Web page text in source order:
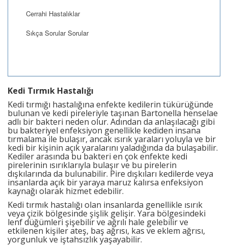
Cerrahi Hastalıklar
Sıkça Sorular Sorular
Kedi Tırmık Hastalığı
Kedi tırmığı hastalığına enfekte kedilerin tükürüğünde
bulunan ve kedi pireleriyle taşınan Bartonella henselae
adlı bir bakteri neden olur. Adından da anlaşılacağı gibi
bu bakteriyel enfeksiyon genellikle kediden insana
tırmalama ile bulaşır, ancak ısırık yaraları yoluyla ve bir
kedi bir kişinin açık yaralarını yaladığında da bulaşabilir.
Kediler arasında bu bakteri en çok enfekte kedi
pirelerinin ısırıklarıyla bulaşır ve bu pirelerin
dışkılarında da bulunabilir. Pire dışkıları kedilerde veya
insanlarda açık bir yaraya maruz kalırsa enfeksiyon
kaynağı olarak hizmet edebilir.
Kedi tırmık hastalığı olan insanlarda genellikle ısırık
veya çizik bölgesinde şişlik gelişir. Yara bölgesindeki
lenf düğümleri şişebilir ve ağrılı hale gelebilir ve
etkilenen kişiler ateş, baş ağrısı, kas ve eklem ağrısı,
yorgunluk ve iştahsızlık yaşayabilir.